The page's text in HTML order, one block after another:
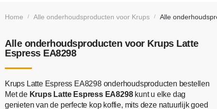
besteld,
bij orders
Home / Alle onderhoudsproducten voor Krups / Alle
Alle onderhoudsproducten voor Krups Latte
Espress EA8298
Krups Latte Espress EA8298 onderhoudsproducten bestellen
Met de Krups Latte Espress EA8298kunt u elke dag
genieten van de perfecte kop koffie, mits deze natuurlijk goed